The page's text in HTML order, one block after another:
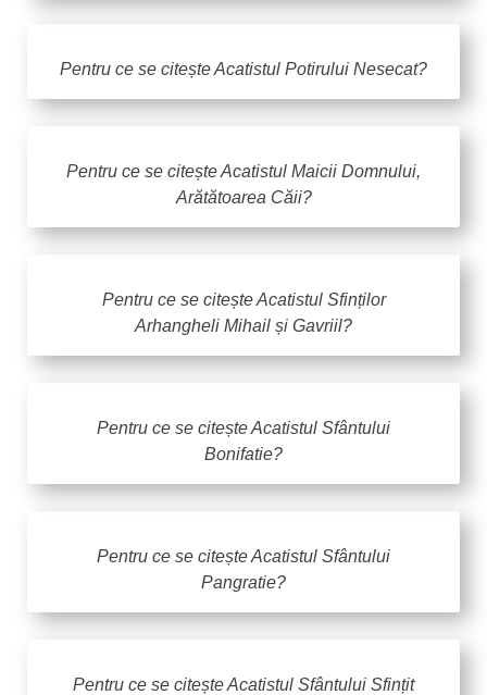
Pentru ce se citește Acatistul Potirului Nesecat?
Pentru ce se citește Acatistul Maicii Domnului,
Arătătoarea Căii?
Pentru ce se citește Acatistul Sfinților
Arhangheli Mihail și Gavriil?
Pentru ce se citește Acatistul Sfântului
Bonifatie?
Pentru ce se citește Acatistul Sfântului
Pangratie?
Pentru ce se citește Acatistul Sfântului Sfințit